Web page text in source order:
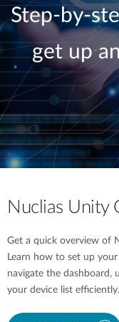
Step-by-
get up
Nuclias Unity
Get a quick overview of
Learn how to set up
navigate the dashboard,
your device list efficiently.